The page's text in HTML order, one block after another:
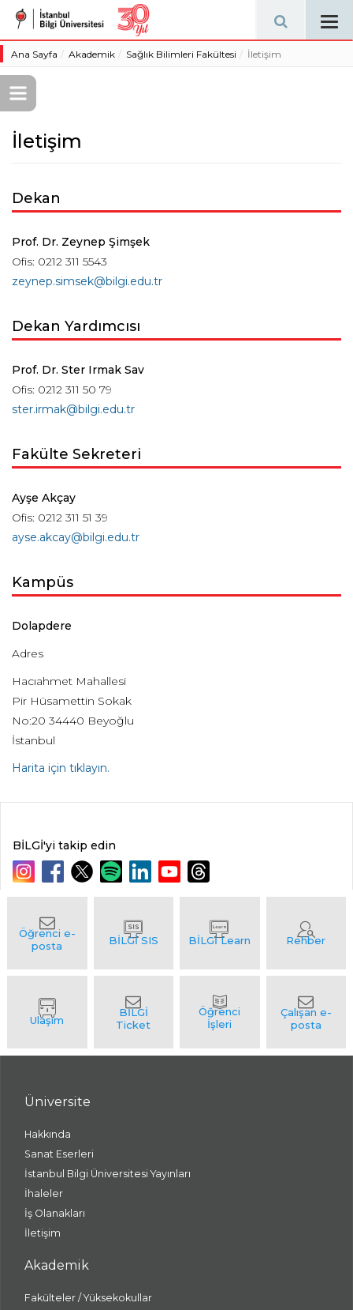
Ana Sayfa Akademik Sağlık Bilimleri Fakültesi İletişim
İletişim
Dekan
Prof. Dr. Zeynep Şimşek
Ofis: 0212 311 5543
zeynep.simsek@bilgi.edu.tr
Dekan Yardımcısı
Prof. Dr. Ster Irmak Sav
Ofis: 0212 311 50 79
ster.irmak@bilgi.edu.tr
Fakülte Sekreteri
Ayşe Akçay
Ofis: 0212 311 51 39
ayse.akcay@bilgi.edu.tr
Kampüs
Dolapdere
Adres
Hacıahmet Mahallesi
Pir Hüsamettin Sokak
No:20 34440 Beyoğlu
İstanbul
Harita için tıklayın.
BİLGİ'yi takip edin
Üniversite
Hakkında
Sanat Eserleri
İstanbul Bilgi Üniversitesi Yayınları
İhaleler
İş Olanakları
İletişim
Akademik
Fakülteler / Yüksekokullar